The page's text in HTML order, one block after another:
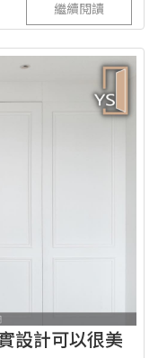
繼續閱讀
設計可以很美